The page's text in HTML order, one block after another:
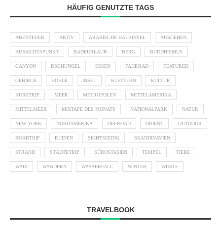
HÄUFIG GENUTZTE TAGS
ABENTEUER AKTIV ARABISCHE HALBINSEL AUSGEHEN
AUSSICHTSPUNKT BADEURLAUB BERG BUDDHISMUS
CANYON DSCHUNGEL ESSEN FAHRRAD FEATURED
GEBIRGE HÖHLE INSEL KLETTERN KULTUR
KURZTRIP MEER METROPOLEN MITTELAMERIKA
MITTELMEER MIXTAPE DES MONATS NATIONALPARK NATUR
NEW YORK NORDAMERIKA OFFROAD ORIENT OUTDOOR
ROADTRIP RUINEN SIGHTSEEING SKANDINAVIEN
STRAND STÄDTETRIP SÜDOSTASIEN TEMPEL TIERE
WADI WANDERN WASSERFALL WINTER WÜSTE
TRAVELBOOK